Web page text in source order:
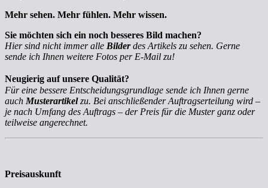
Mehr sehen. Mehr fühlen. Mehr wissen.
Sie möchten sich ein noch besseres Bild machen?
Hier sind nicht immer alle Bilderdes Artikels zu sehen. Gerne
sende ich Ihnen weitere Fotos per E-Mail zu!
Neugierig auf unsere Qualität?
Für eine bessere Entscheidungsgrundlage sende ich Ihnen gerne
auch Musterartikelzu. Bei anschließender Auftragserteilung wird –
je nach Umfang des Auftrags – der Preis für die Muster ganz oder
teilweise angerechnet.
Preisauskunft